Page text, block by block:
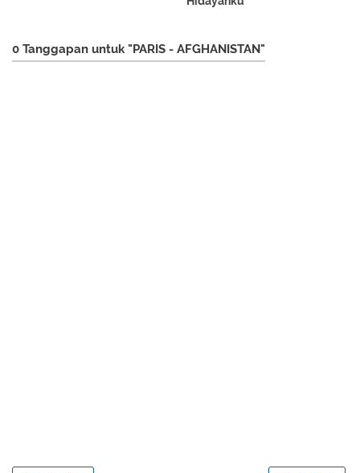
0 Tanggapan untuk "PARIS - AFGHANISTAN"